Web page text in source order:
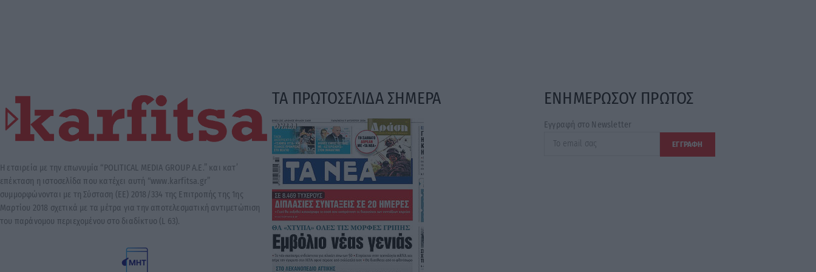
Η εταιρεία με την επωνυμία “POLITICAL MEDIA GROUP A.E.” και κατ’
επέκταση η ιστοσελίδα που κατέχει αυτή “www.karfitsa.gr”
συμμορφώνονται με τη Σύσταση (ΕΕ) 2018/334 της Επιτροπής της 1ης
Μαρτίου 2018 σχετικά με τα μέτρα για την αποτελεσματική αντιμετώπιση
του παράνομου περιεχομένου στο διαδίκτυο (L 63).
ΤΑ ΠΡΩΤΟΣΕΛΙΔΑ ΣΗΜΕΡΑ ΕΝΗΜΕΡΩΣΟΥ ΠΡΩΤΟΣ
Εγγραφή στο Newsletter